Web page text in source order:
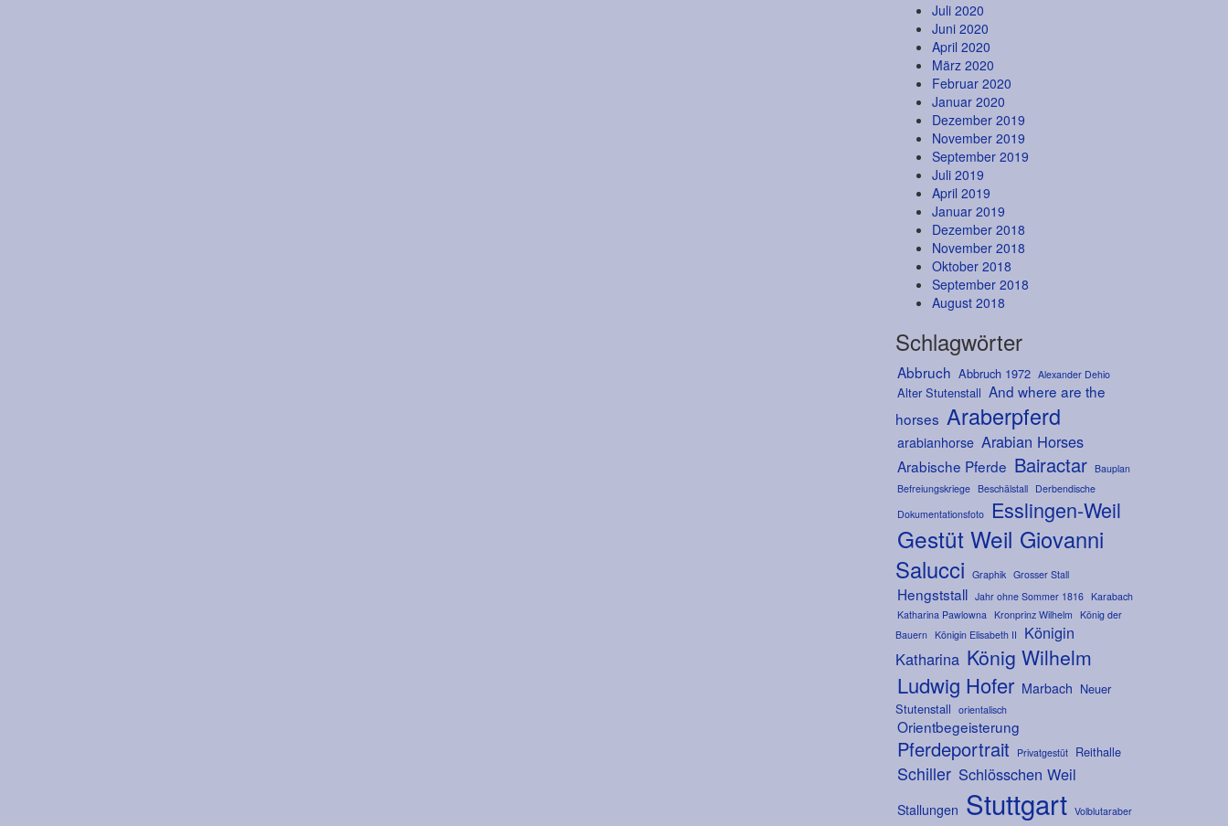
Juli 2020
Juni 2020
April 2020
März 2020
Februar 2020
Januar 2020
Dezember 2019
November 2019
September 2019
Juli 2019
April 2019
Januar 2019
Dezember 2018
November 2018
Oktober 2018
September 2018
August 2018
Schlagwörter
Abbruch Abbruch 1972 Alexander Dehio
Alter Stutenstall And where are the
horses Araberpferd
arabianhorse Arabian Horses
Arabische Pferde Bairactar Bauplan
Befreiungskriege Beschälstall
Derbendische
Dokumentationsfoto
Esslingen-Weil
Gestüt Weil Giovanni
Salucci Graphik Grosser Stall
Hengststall Jahr ohne Sommer 1816 Karabach
Katharina Pawlowna Kronprinz Wilhelm König der
Bauern Königin Elisabeth II
Königin
Katharina König Wilhelm
Ludwig Hofer Marbach Neuer
Stutenstall orientalisch
Orientbegeisterung
Pferdeportrait Privatgestüt Reithalle
Schiller Schlösschen Weil
Stallungen Stuttgart Volblutaraber